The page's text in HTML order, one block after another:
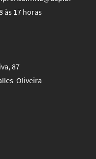
às 17 horas
87
Oliveira